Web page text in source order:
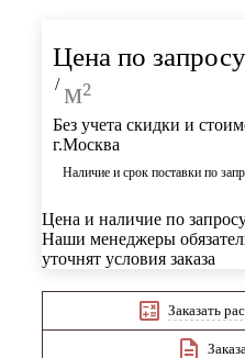
Цена по запросу
/ м²
Без учета скидки и
г.Москва
Наличие и срок поставки по
Цена и наличие по
Наши менеджеры
уточнят условия заказа
Заказать